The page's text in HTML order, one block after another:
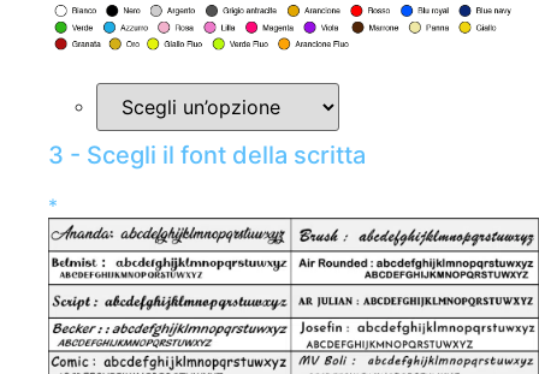
3 - Scegli il font della scritta
*